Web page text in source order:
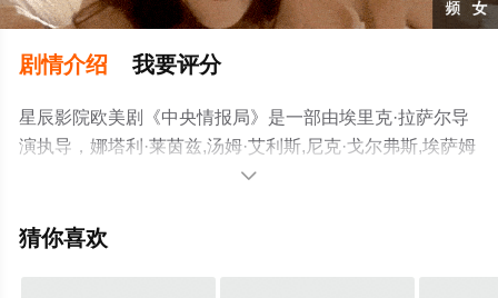
剧情介绍 我要评分
星辰影院欧美剧《中央情报局》是一部由埃里克·拉萨尔导
演执导，娜塔利·莱茵兹,汤姆·艾利斯,尼克·戈尔弗斯,埃萨姆
·费里斯,罗伊·舒勒,雷纳尔多·特罗亚,Prosper,Bellizia等明星
手机免费观看高清无删减完整版电视剧全集就来星辰影

猜你喜欢